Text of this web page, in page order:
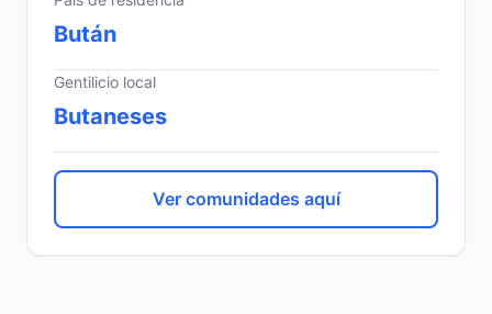
Bután
Gentilicio local
Butaneses
Ver comunidades aquí